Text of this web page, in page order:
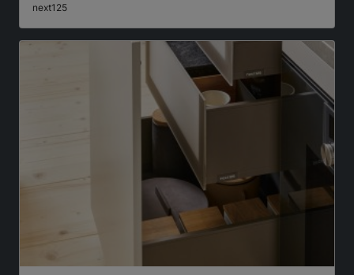
next125